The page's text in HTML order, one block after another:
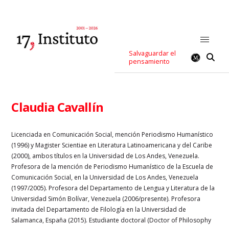
Salvaguardar el
pensamiento
Claudia Cavallín
Licenciada en Comunicación Social, mención Periodismo Humanístico
(1996) y Magister Scientiae en Literatura Latinoamericana y del Caribe
(2000), ambos títulos en la Universidad de Los Andes, Venezuela.
Profesora de la mención de Periodismo Humanístico de la Escuela de
Comunicación Social, en la Universidad de Los Andes, Venezuela
(1997/2005). Profesora del Departamento de Lengua y Literatura de la
Universidad Simón Bolívar, Venezuela (2006/presente). Profesora
invitada del Departamento de Filología en la Universidad de
Salamanca, España (2015). Estudiante doctoral (Doctor of Philosophy